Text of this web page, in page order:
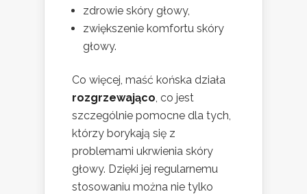
zdrowie skóry głowy,
zwiększenie komfortu skóry
głowy.
Co więcej, maść końska działa
rozgrzewająco , co jest
szczególnie pomocne dla tych,
którzy borykają się z
problemami ukrwienia skóry
głowy. Dzięki jej regularnemu
stosowaniu można nie tylko